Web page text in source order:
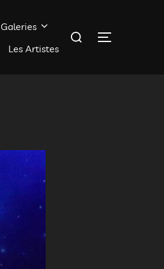
Galeries
Les Artistes
Rechercher :